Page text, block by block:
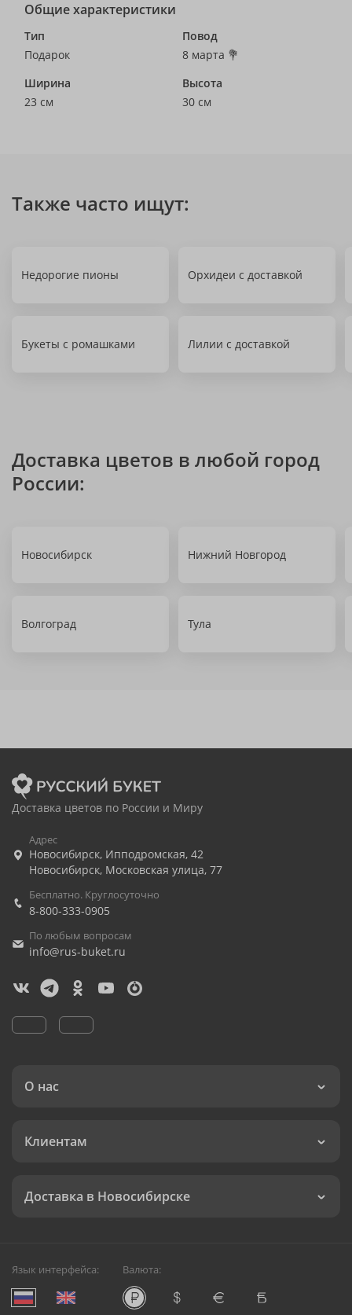
Общие характеристики
Тип
Подарок
Повод
8 марта 💐
Ширина
23 см
Высота
30 см
Также часто ищут:
Недорогие пионы Орхидеи с доставкой
Букеты с ромашками Лилии с доставкой
Доставка цветов в любой город
России:
Новосибирск Нижний Новгород
Волгоград Тула
Доставка цветов по России и Миру
Адрес
Новосибирск, Ипподромская, 42
Новосибирск, Московская улица, 77
Бесплатно. Круглосуточно
8-800-333-0905
По любым вопросам
info@rus-buket.ru
О нас
Клиентам
Доставка в Новосибирске
Язык интерфейса: Валюта: